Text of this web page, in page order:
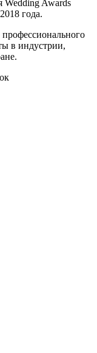
Wedding Awards
года.
в индустрии,